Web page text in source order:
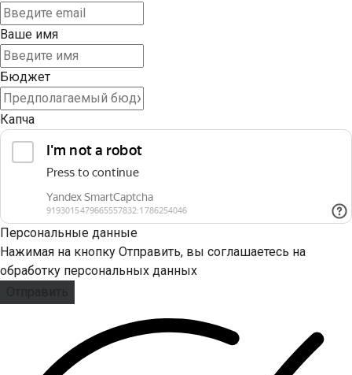
Ваше имя
Бюджет
Капча
Персональные данные
Нажимая на кнопку Отправить, вы соглашаетесь на
обработку персональных данных
Отправить